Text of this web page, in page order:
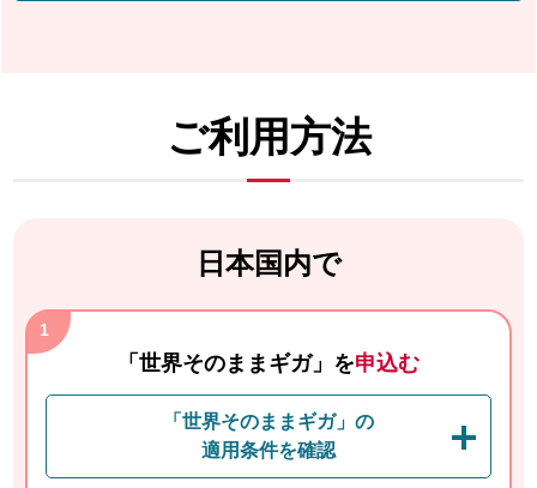
ご利用方法
日本国内で
「世界そのままギガ」を申込む
「世界そのままギガ」の
適用条件を確認